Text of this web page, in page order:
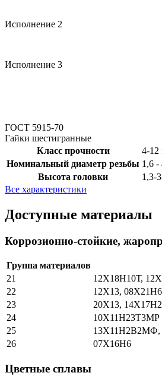
Исполнение 2
Исполнение 3
ГОСТ 5915-70
Гайки шестигранные
Класс прочности
4-
Номинальный диаметр резьбы 1,6
Высота головки
1,3-
Все характеристики
Доступные материалы
Коррозионно-стойкие,
Группа материалов
21
12Х18Н10Т,
22
12Х13,
23
20Х13, 14Х17Н2
24
10Х11Н23Т3МР
25
26
07Х16Н6
Цветные сплавы